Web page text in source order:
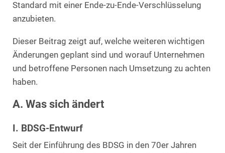
Standard mit einer Ende-zu-Ende-Verschlüsselung
anzubieten.
Dieser Beitrag zeigt auf, welche weiteren wichtigen
Änderungen geplant sind und worauf Unternehmen
und betroffene Personen nach Umsetzung zu achten
haben.
A. Was sich ändert
I. BDSG-Entwurf
Seit der Einführung des BDSG in den 70er Jahren